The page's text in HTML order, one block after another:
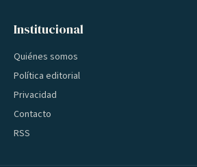
Institucional
Quiénes somos
Política editorial
Privacidad
Contacto
RSS